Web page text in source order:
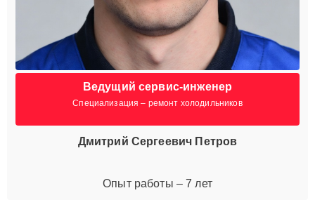
Ведущий сервис-инженер
Специализация – ремонт холодильников
Дмитрий Сергеевич Петров
Опыт работы – 7 лет